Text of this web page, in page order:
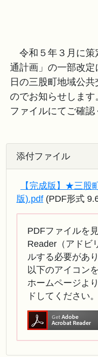
令和５年３月に策
通計画」の一部改定
日の三股町地域公
のでお知らせしま
ファイルにてご確認
添付ファイル
【完成版】★三股
版).pdf (PDF形式
PDFファイルを
Reader（アドビ
ルする必要があり
以下のアイコン
ホームページよ
ドしてください。